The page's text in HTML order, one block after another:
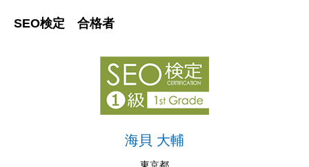
SEO検定 合格者
海貝 大輔